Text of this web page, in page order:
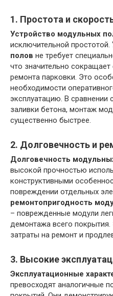
1. Простота и
Устройство модульных
исключительной простотой.
полов не требует
что значительно сокращает
ремонта парковки. Это
необходимости
эксплуатацию. В
заливки бетона, монтаж
существенно быстрее.
2. Долговечность и
Долговечность
высокой прочностью
конструктивными
повреждении отдельных
ремонтопригодность
– поврежденные модули
демонтажа всего покрытия.
затраты на ремонт и
3. Высокие
Эксплуатационные
превосходят аналогичные